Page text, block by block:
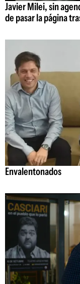
Javier Milei, sin
de pasar la página
Envalentonados